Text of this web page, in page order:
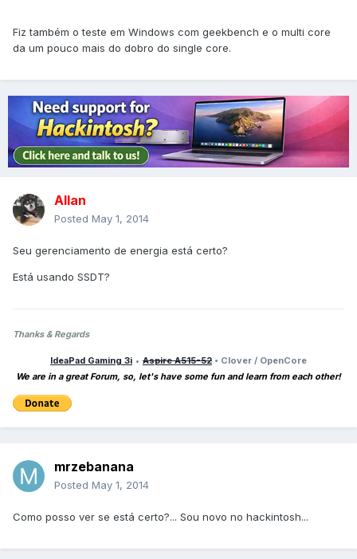
Fiz também o teste em Windows com geekbench e o multi core
da um pouco mais do dobro do single core.
Allan
Posted May 1, 2014
Seu gerenciamento de energia está certo?
Está usando SSDT?
Thanks & Regards
IdeaPad Gaming 3i • Aspire A515-52 • Clover / OpenCore
We are in a great Forum, so, let's have some fun and learn from each other!
mrzebanana
Posted May 1, 2014
Como posso ver se está certo?... Sou novo no hackintosh...